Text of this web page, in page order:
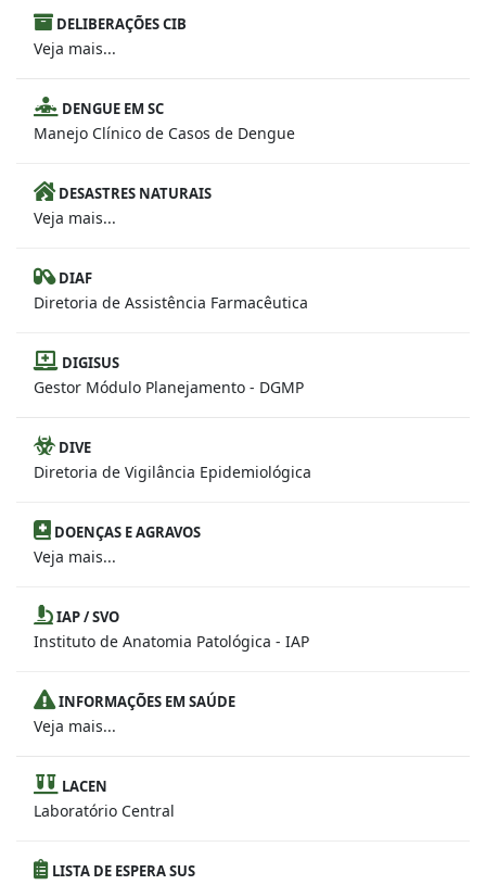
DELIBERAÇÕES CIB
Veja mais...
DENGUE EM SC
Manejo Clínico de Casos de Dengue
DESASTRES NATURAIS
Veja mais...
DIAF
Diretoria de Assistência Farmacêutica
DIGISUS
Gestor Módulo Planejamento - DGMP
DIVE
Diretoria de Vigilância Epidemiológica
DOENÇAS E AGRAVOS
Veja mais...
IAP / SVO
Instituto de Anatomia Patológica - IAP
INFORMAÇÕES EM SAÚDE
Veja mais...
LACEN
Laboratório Central
LISTA DE ESPERA SUS